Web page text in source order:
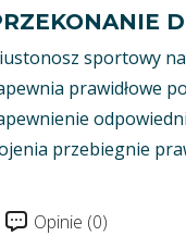
sportowy
prawidłowe
przebiegnie
Opinie (0)